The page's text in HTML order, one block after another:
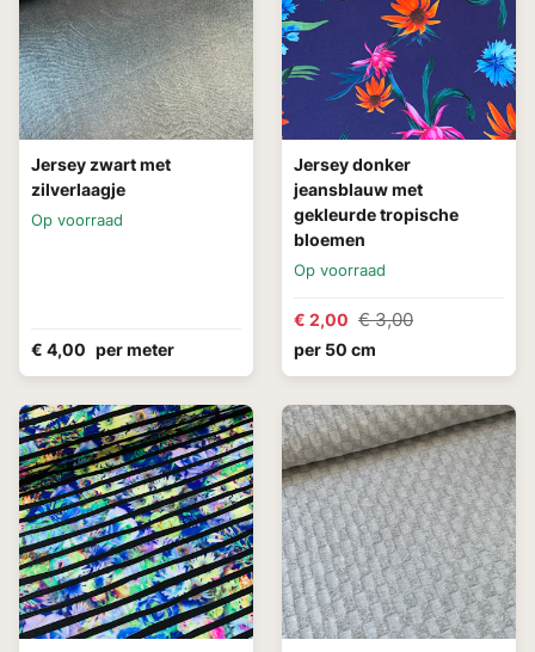
Jersey zwart met
zilverlaagje
Op voorraad
€ 4,00 per meter
Jersey donker
jeansblauw met
gekleurde tropische
bloemen
Op voorraad
€ 2,00 € 3,00
per 50 cm